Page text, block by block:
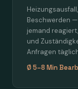
Beschwerden
jemand
und
Anfragen
Ø 5–8 Min